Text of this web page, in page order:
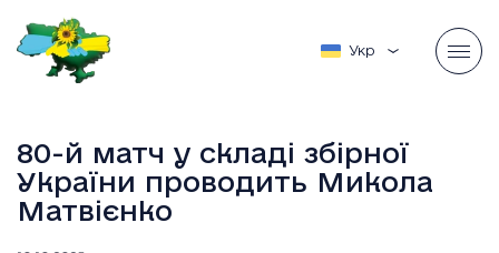
Українська
80-й матч у складі збірної
України проводить Микола
Матвієнко